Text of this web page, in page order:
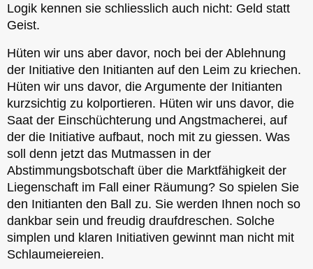
Logik kennen sie schliesslich auch nicht: Geld statt
Geist.
Hüten wir uns aber davor, noch bei der Ablehnung
der Initiative den Initianten auf den Leim zu kriechen.
Hüten wir uns davor, die Argumente der Initianten
kurzsichtig zu kolportieren. Hüten wir uns davor, die
Saat der Einschüchterung und Angstmacherei, auf
der die Initiative aufbaut, noch mit zu giessen. Was
soll denn jetzt das Mutmassen in der
Abstimmungsbotschaft über die Marktfähigkeit der
Liegenschaft im Fall einer Räumung? So spielen Sie
den Initianten den Ball zu. Sie werden Ihnen noch so
dankbar sein und freudig draufdreschen. Solche
simplen und klaren Initiativen gewinnt man nicht mit
Schlaumeiereien.